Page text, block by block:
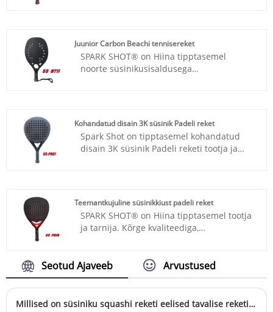
nõudmisel parima paigutuse ja EVA.
Juunior Carbon Beachi tennisereket
SPARK SHOT® on Hiina tipptasemel
noorte süsinikusisaldusega
süsiniku squashi reketite, süsiniku
tennisereketite jne.
Kohandatud disain 3K süsinik Padeli reket
Spark Shot on tipptasemel kohandatud
disain 3K süsinik Padeli reketi tootja ja
abiga, kujundame teie nõude kohaselt
parima paigutuse ja EVA.
Teemantkujuline süsinikkiust padeli reket
SPARK SHOT® on Hiina tipptasemel tootja
ja tarnija. Kõrge kvaliteediga,
raami materjal on täissüsinik ja näo
materjal on 12K süsinikkiust. Silla disain
pakub täpsust ja juhitavust hea
võimsusega ja suure vibratsiooni
Seotud Ajaveeb Arvustused
Millised on süsiniku squashi reketi eelised tavalise reketi ees?